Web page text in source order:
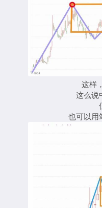
这样
这么说
也可以用